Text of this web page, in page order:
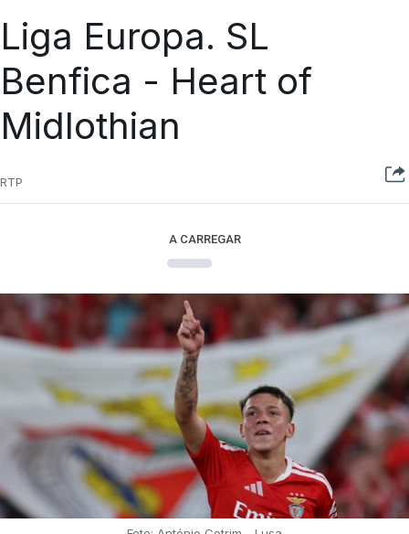
Liga Europa. SL
Benfica - Heart of
Midlothian
RTP
A CARREGAR